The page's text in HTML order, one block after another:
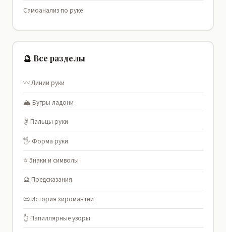
Самоанализ по руке
🔮 Все разделы
〰️ Линии руки
🏔️ Бугры ладони
✌️ Пальцы руки
🖐️ Форма руки
⭐ Знаки и символы
🔮 Предсказания
📜 История хиромантии
👆 Папиллярные узоры